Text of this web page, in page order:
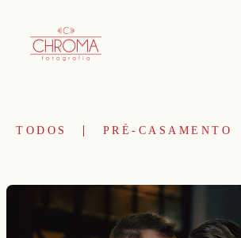
TODOS PRÉ-CASAMENTO